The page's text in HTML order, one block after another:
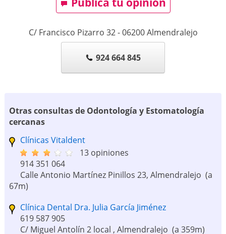
C/ Francisco Pizarro 32-06200 Almendralejo
924 664 845
Otras consultas de Odontología y Estomatología
cercanas
Clínicas Vitaldent
13 opiniones
914 351 064
Calle Antonio Martínez Pinillos 23, Almendralejo (a
67m)
Clínica Dental Dra. Julia García Jiménez
619 587 905
C/ Miguel Antolín 2 local , Almendralejo (a 359m)